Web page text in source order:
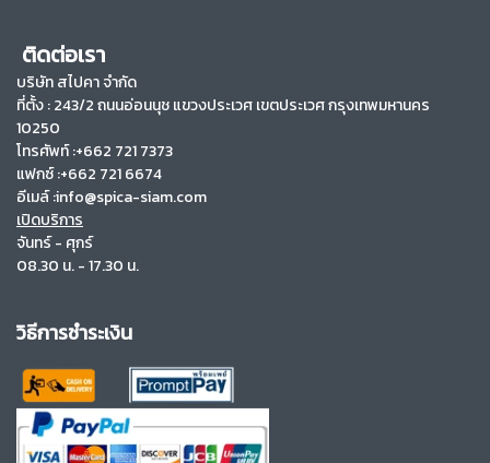
ติดต่อเรา
บริษัท สไปคา จำกัด
ที่ตั้ง :243/2 ถนนอ่อนนุช แขวงประเวศ เขตประเวศ กรุงเทพมหานคร
10250
โทรศัพท์ :+662 721 7373
แฟกซ์ :+662 721 6674
อีเมล์ :info@spica-siam.com
เปิดบริการ
จันทร์ - ศุกร์
08.30 น. - 17.30 น.
วิธีการชำระเงิน